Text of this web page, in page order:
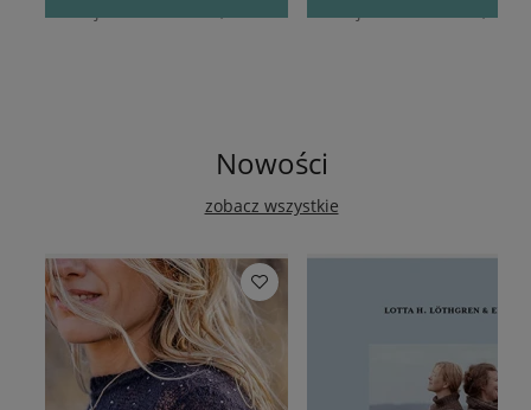
Nowości
zobacz wszystkie